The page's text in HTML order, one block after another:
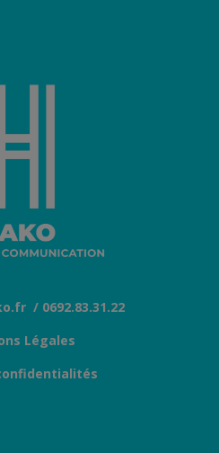
/ 0692.83.31.22
Légales